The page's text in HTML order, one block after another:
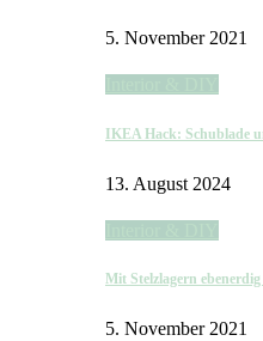
5. November 2021
IKEA Hack: Schublade
13. August 2024
Mit Stelzlagern
5. November 2021